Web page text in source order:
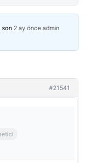
son 2 ay önce admin
#21541